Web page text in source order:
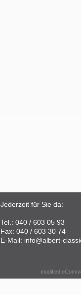
Jederzeit für Sie da:
Tel.: 040 / 603 05 93
Fax: 040 / 603 30 74
E-Mail: info@albert-
modified